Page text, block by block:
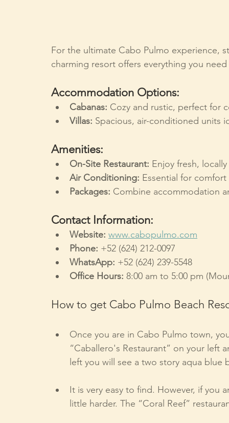
For the ultimate Cabo Pulmo experience,
charming resort offers everything you
Accommodation Options:
Cabanas: Cozy and rustic, perfect for
Villas: Spacious, air-conditioned units
Amenities:
On-Site Restaurant: Enjoy fresh,
Air Conditioning: Essential for
Packages: Combine accommodation
Contact Information:
Website: www.cabopulmo.com
Phone: +52 (624) 212-0097
WhatsApp: +52 (624) 239-5548
Office Hours: 8:00 am to 5:00 pm
How to get Cabo Pulmo Beach
Once you are in Cabo Pulmo town,
“Caballero's Restaurant” on your
left you will see a two story aqua
It is very easy to find. However, if you
little harder. The “Coral Reef”